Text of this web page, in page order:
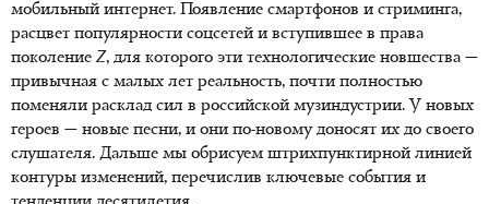
мобильный интернет. Появление смартфонов и стриминга,
расцвет популярности соцсетей и вступившее в права
поколение Z, для которого эти технологические новшества —
привычная с малых лет реальность, почти полностью
поменяли расклад сил в российской музиндустрии. У новых
героев — новые песни, и они по-новому доносят их до своего
слушателя. Дальше мы обрисуем штрихпунктирной линией
контуры изменений, перечислив ключевые события и